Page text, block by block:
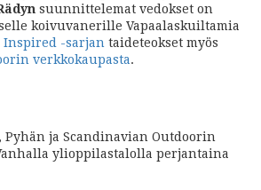
suunnittelemat vedokset on
koivuvanerille Vapaalaskuiltamia
Inspired -sarjan taideteokset myös
verkkokaupasta.
Pyhän ja Scandinavian Outdoorin
ylioppilastalolla perjantaina